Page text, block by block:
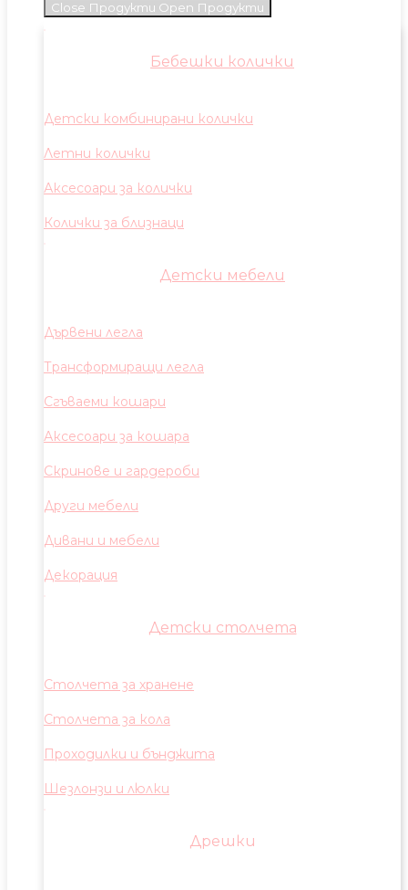
Close Продукти Open Продукти
Бебешки колички
Детски комбинирани колички
Летни колички
Аксесоари за колички
Колички за близнаци
Детски мебели
Дървени легла
Трансформиращи легла
Сгъваеми кошари
Аксесоари за кошара
Скринове и гардероби
Други мебели
Дивани и мебели
Декорация
Детски столчета
Столчета за хранене
Столчета за кола
Проходилки и бънджита
Шезлонзи и люлки
Дрешки